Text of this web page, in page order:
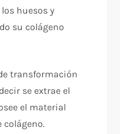
huesos y
su colágeno
transformación
se extrae el
el material
colágeno.